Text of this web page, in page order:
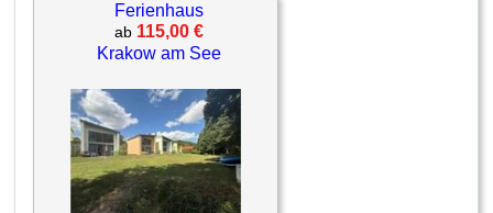
Ferienhaus
ab 115,00 €
Krakow am See